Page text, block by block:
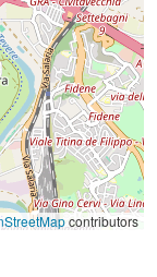
contributors